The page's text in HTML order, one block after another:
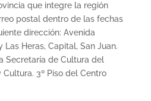
que integre la región
postal dentro de las fechas
dirección: Avenida
Las Heras, Capital, San Juan.
Secretaría de Cultura del
3º Piso del Centro